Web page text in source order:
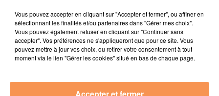
4h02
4h02
TAYC
4h00
4h00
HUGEL
Movin' To The Sun
3h56
3h56
BON ENTENDEUR
Vous pouvez accepter en cliquant sur "Accepter et fermer", ou affiner en
sélectionnant les finalités et/ou partenaires dans "Gérer mes choix".
Vous pouvez également refuser en cliquant sur "Continuer sans
accepter". Vos préférences ne s'appliqueront que pour ce site. Vous
pouvez mettre à jour vos choix, ou retirer votre consentement à tout
moment via le lien "Gérer les cookies" situé en bas de chaque page.
Accepter et fermer